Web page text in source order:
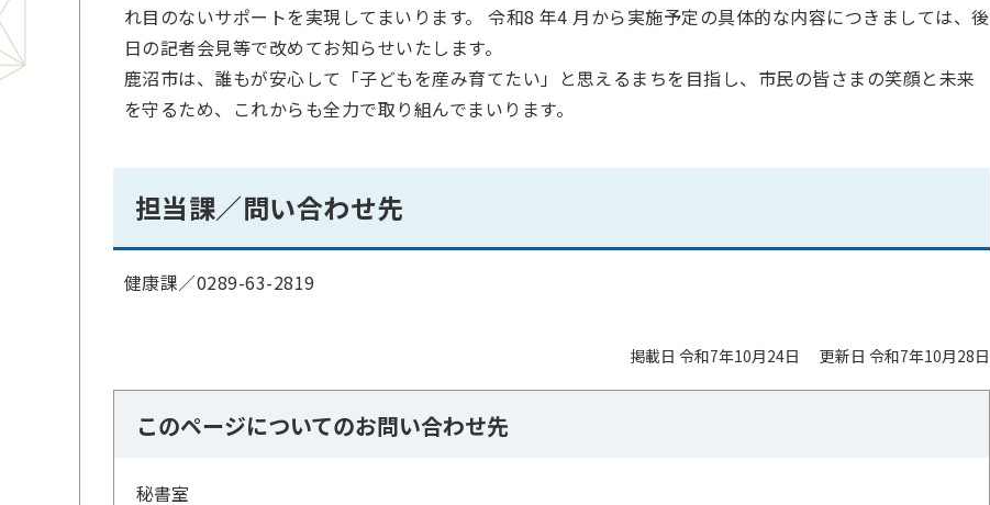
れ目のないサポートを実現してまいります。 令和8 年4 月から実施予定の具体的な内容につきましては、後
日の記者会見等で改めてお知らせいたします。
鹿沼市は、誰もが安心して「子どもを産み育てたい」と思えるまちを目指し、市民の皆さまの笑顔と未来
を守るため、これからも全力で取り組んでまいります。
担当課／問い合わせ先
健康課／0289-63-2819
掲載日 令和7年10月24日 更新日 令和7年10月28日
このページについてのお問い合わせ先
秘書室